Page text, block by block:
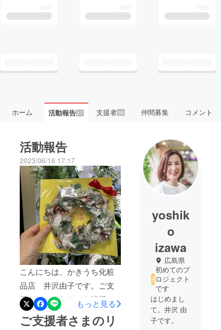
ホーム 活動報告27 支援者58 仲間募集 コメント
活動報告
2023/06/16 17:17
こんにちは、かきうち化粧
品店 井沢由子です。ご支
援をしてくださった皆様、
ご無沙汰しております。そ
の節は大変お世話になりま
もっと見る
ご支援者さまのリ
yoshik
o
izawa
広島県
初めてのプ
ロジェクト
です
はじめまし
て。井沢 由
子です。